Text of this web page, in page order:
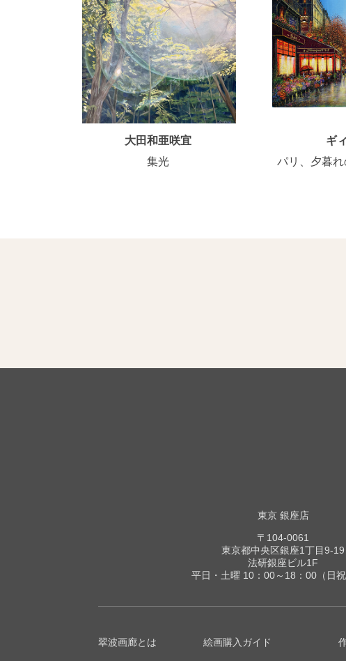
大田和亜咲宜
集光
ギ
パリ、夕暮
東京 銀座店
〒104-0061
東京都中央区銀座1丁目9-19
法研銀座ビル1F
平日・土曜 10：00～18：00（日祝
翠波画廊とは 絵画購入ガイド